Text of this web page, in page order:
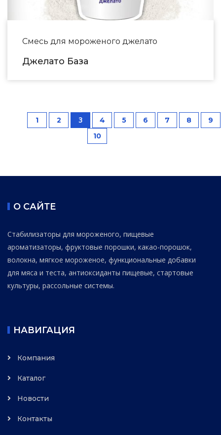
Смесь для мороженого джелато
Джелато База
1 2 3 4 5 6 7 8
9
10
О САЙТЕ
Стабилизаторы для мороженого, пищевые
ароматизаторы, фруктовые порошки, какао-порошок,
волокна, мягкое мороженое, функциональные добавки
для мяса и теста, антиоксиданты пищевые, стартовые
культуры, рассольные системы.
НАВИГАЦИЯ
Компания
Каталог
Новости
Контакты